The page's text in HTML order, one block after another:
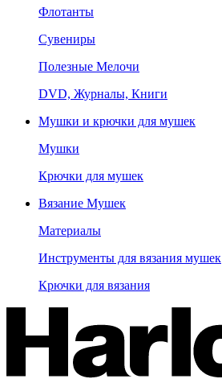
Флотанты
Сувениры
Полезные Мелочи
DVD, Журналы, Книги
Мушки и крючки для мушек
Мушки
Крючки для мушек
Вязание Мушек
Материалы
Инструменты для вязания мушек
Крючки для вязания